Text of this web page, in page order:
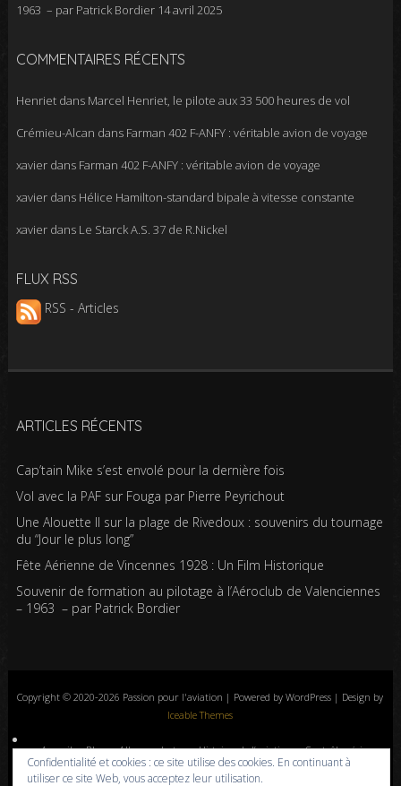
1963 – par Patrick Bordier 14 avril 2025
COMMENTAIRES RÉCENTS
Henrietdans Marcel Henriet, le pilote aux 33 500 heures de vol
Crémieu-Alcan dans Farman 402 F-ANFY : véritable avion de voyage
xavierdans Farman 402 F-ANFY : véritable avion de voyage
xavierdans Hélice Hamilton-standard bipale à vitesse constante
xavierdans Le Starck A.S. 37 de R.Nickel
FLUX RSS
RSS - Articles
ARTICLES RÉCENTS
Cap’tain Mike s’est envolé pour la dernière fois
Vol avec la PAF sur Fouga par Pierre Peyrichout
Une Alouette II sur la plage de Rivedoux : souvenirs du tournage
du “Jour le plus long”
Fête Aérienne de Vincennes 1928 : Un Film Historique
Souvenir de formation au pilotage à l’Aéroclub de Valenciennes
– 1963 – par Patrick Bordier
Copyright © 2020-2026 Passion pour l'aviation | Powered by WordPress | Design by
Iceable Themes
Accueil Blog Albums photos Histoires de l’aviation
Contrôle aérien
Livres
Liens A propos Contact Politique de confidentialité
Confidentialité et cookies : ce site utilise des cookies. En continuant à
utiliser ce site Web, vous acceptez leur utilisation.